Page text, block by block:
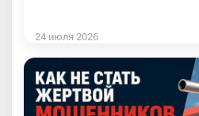
24 июля 2026